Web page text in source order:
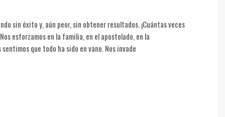
sin éxito y, aún peor, sin obtener resultados. ¡Cuántas veces
esforzamos en la familia, en el apostolado, en la
que todo ha sido en vano. Nos invade